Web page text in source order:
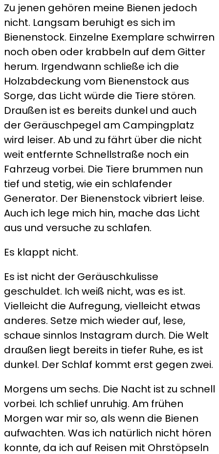
Zu jenen gehören meine Bienen jedoch
nicht. Langsam beruhigt es sich im
Bienenstock. Einzelne Exemplare schwirren
noch oben oder krabbeln auf dem Gitter
herum. Irgendwann schließe ich die
Holzabdeckung vom Bienenstock aus
Sorge, das Licht würde die Tiere stören.
Draußen ist es bereits dunkel und auch
der Geräuschpegel am Campingplatz
wird leiser. Ab und zu fährt über die nicht
weit entfernte Schnellstraße noch ein
Fahrzeug vorbei. Die Tiere brummen nun
tief und stetig, wie ein schlafender
Generator. Der Bienenstock vibriert leise.
Auch ich lege mich hin, mache das Licht
aus und versuche zu schlafen.
Es klappt nicht.
Es ist nicht der Geräuschkulisse
geschuldet. Ich weiß nicht, was es ist.
Vielleicht die Aufregung, vielleicht etwas
anderes. Setze mich wieder auf, lese,
schaue sinnlos Instagram durch. Die Welt
draußen liegt bereits in tiefer Ruhe, es ist
dunkel. Der Schlaf kommt erst gegen zwei.
Morgens um sechs. Die Nacht ist zu schnell
vorbei. Ich schlief unruhig. Am frühen
Morgen war mir so, als wenn die Bienen
aufwachten. Was ich natürlich nicht hören
konnte, da ich auf Reisen mit Ohrstöpseln